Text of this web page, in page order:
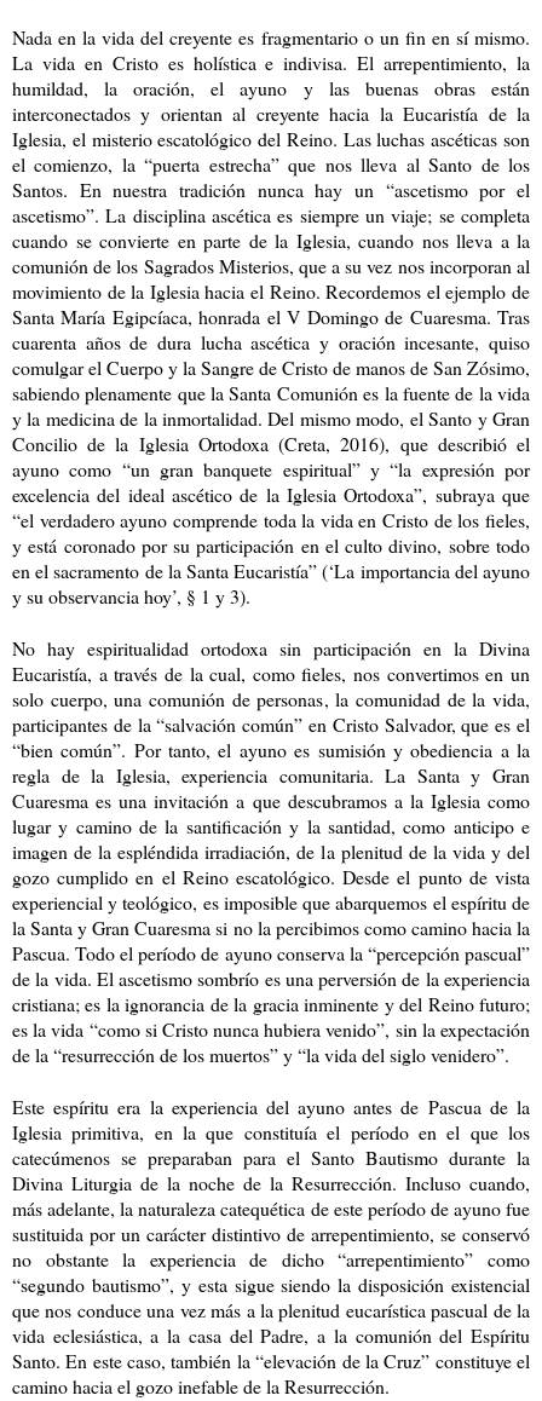
Nada en la vida del creyente es fragmentario o un fin en sí mismo.
La vida en Cristo es holística e indivisa. El arrepentimiento, la
humildad, la oración, el ayuno y las buenas obras están
interconectados y orientan al creyente hacia la Eucaristía de la
Iglesia, el misterio escatológico del Reino. Las luchas ascéticas son
el comienzo, la “puerta estrecha” que nos lleva al Santo de los
Santos. En nuestra tradición nunca hay un “ascetismo por el
ascetismo”. La disciplina ascética es siempre un viaje; se completa
cuando se convierte en parte de la Iglesia, cuando nos lleva a la
comunión de los Sagrados Misterios, que a su vez nos incorporan al
movimiento de la Iglesia hacia el Reino. Recordemos el ejemplo de
Santa María Egipcíaca, honrada el V Domingo de Cuaresma. Tras
cuarenta años de dura lucha ascética y oración incesante, quiso
comulgar el Cuerpo y la Sangre de Cristo de manos de San Zósimo,
sabiendo plenamente que la Santa Comunión es la fuente de la vida
y la medicina de la inmortalidad. Del mismo modo, el Santo y Gran
Concilio de la Iglesia Ortodoxa (Creta, 2016), que describió el
ayuno como “un gran banquete espiritual” y “la expresión por
excelencia del ideal ascético de la Iglesia Ortodoxa”, subraya que
“el verdadero ayuno comprende toda la vida en Cristo de los fieles,
y está coronado por su participación en el culto divino, sobre todo
en el sacramento de la Santa Eucaristía” (‘La importancia del ayuno
y su observancia hoy’, § 1 y 3).
No hay espiritualidad ortodoxa sin participación en la Divina
Eucaristía, a través de la cual, como fieles, nos convertimos en un
solo cuerpo, una comunión de personas, la comunidad de la vida,
participantes de la “salvación común” en Cristo Salvador, que es el
“bien común”. Por tanto, el ayuno es sumisión y obediencia a la
regla de la Iglesia, experiencia comunitaria. La Santa y Gran
Cuaresma es una invitación a que descubramos a la Iglesia como
lugar y camino de la santificación y la santidad, como anticipo e
imagen de la espléndida irradiación, de la plenitud de la vida y del
gozo cumplido en el Reino escatológico. Desde el punto de vista
experiencial y teológico, es imposible que abarquemos el espíritu de
la Santa y Gran Cuaresma si no la percibimos como camino hacia la
Pascua. Todo el período de ayuno conserva la “percepción pascual”
de la vida. El ascetismo sombrío es una perversión de la experiencia
cristiana; es la ignorancia de la gracia inminente y del Reino futuro;
es la vida “como si Cristo nunca hubiera venido”, sin la expectación
de la “resurrección de los muertos” y “la vida del siglo venidero”.
Este espíritu era la experiencia del ayuno antes de Pascua de la
Iglesia primitiva, en la que constituía el período en el que los
catecúmenos se preparaban para el Santo Bautismo durante la
Divina Liturgia de la noche de la Resurrección. Incluso cuando,
más adelante, la naturaleza catequética de este período de ayuno fue
sustituida por un carácter distintivo de arrepentimiento, se conservó
no obstante la experiencia de dicho “arrepentimiento” como
“segundo bautismo”, y esta sigue siendo la disposición existencial
que nos conduce una vez más a la plenitud eucarística pascual de la
vida eclesiástica, a la casa del Padre, a la comunión del Espíritu
Santo. En este caso, también la “elevación de la Cruz” constituye el
camino hacia el gozo inefable de la Resurrección.